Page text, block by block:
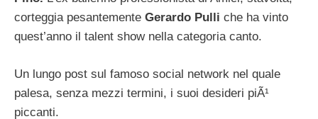
corteggia pesantemente Gerardo Pulli che ha vinto
quest’anno il talent show nella categoria canto.
Un lungo post sul famoso social network nel quale
palesa, senza mezzi termini, i suoi desideri piÃ¹
piccanti.